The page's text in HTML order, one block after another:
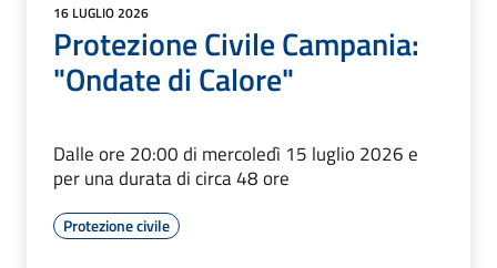
16 LUGLIO 2026
Protezione Civile Campania:
"Ondate di Calore"
Dalle ore 20:00 di mercoledì 15 luglio 2026 e
per una durata di circa 48 ore
Protezione civile